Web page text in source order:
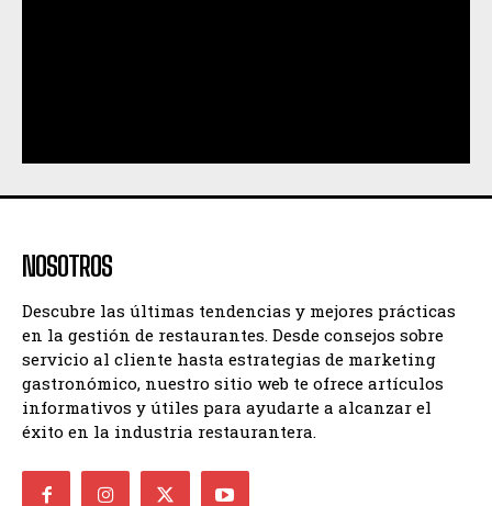
NOSOTROS
Descubre las últimas tendencias y mejores prácticas
en la gestión de restaurantes. Desde consejos sobre
servicio al cliente hasta estrategias de marketing
gastronómico, nuestro sitio web te ofrece artículos
informativos y útiles para ayudarte a alcanzar el
éxito en la industria restaurantera.